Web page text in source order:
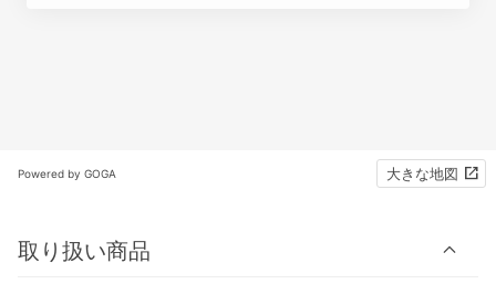
Powered by GOGA 大きな地図
取り扱い商品